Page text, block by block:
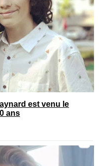
est venu le
ans